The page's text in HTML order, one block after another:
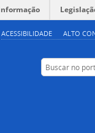
ACESSIBILIDADE ALTO
Buscar no portal